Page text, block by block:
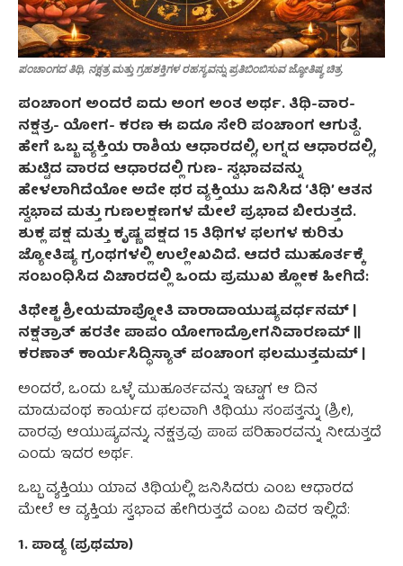
ಪಂಚಾಂಗದ ತಿಥಿ, ನಕ್ಷತ್ರ ಮತ್ತು ಗ್ರಹಶಕ್ತಿಗಳ ರಹಸ್ಯವನ್ನು ಪ್ರತಿಬಿಂಬಿಸುವ ಜ್ಯೋತಿಷ್ಯ ಚಿತ್ರ.
ಪಂಚಾಂಗ ಅಂದರೆ ಐದು ಅಂಗ ಅಂತ ಅರ್ಥ. ತಿಥಿ-ವಾರ-
ನಕ್ಷತ್ರ- ಯೋಗ- ಕರಣ ಈ ಐದೂ ಸೇರಿ ಪಂಚಾಂಗ ಆಗುತ್ದೆ.
ಹೇಗೆ ಒಬ್ಬ ವ್ಯಕ್ತಿಯ ರಾಶಿಯ ಆಧಾರದಲ್ಲಿ, ಲಗ್ನದ ಆಧಾರದಲ್ಲಿ,
ಹುಟ್ಟಿದ ವಾರದ ಆಧಾರದಲ್ಲಿ ಗುಣ- ಸ್ವಭಾವವನ್ನು
ಹೇಳಲಾಗಿದೆಯೋ ಅದೇ ಥರ ವ್ಯಕ್ತಿಯು ಜನಿಸಿದ ‘ತಿಥಿ’ ಆತನ
ಸ್ವಭಾವ ಮತ್ತು ಗುಣಲಕ್ಷಣಗಳ ಮೇಲೆ ಪ್ರಭಾವ ಬೀರುತ್ತದೆ.
ಶುಕ್ಲ ಪಕ್ಷ ಮತ್ತು ಕೃಷ್ಣ ಪಕ್ಷದ 15 ತಿಥಿಗಳ ಫಲಗಳ ಕುರಿತು
ಜ್ಯೋತಿಷ್ಯ ಗ್ರಂಥಗಳಲ್ಲಿ ಉಲ್ಲೇಖವಿದೆ. ಆದರೆ ಮುಹೂರ್ತಕ್ಕೆ
ಸಂಬಂಧಿಸಿದ ವಿಚಾರದಲ್ಲಿ ಒಂದು ಪ್ರಮುಖ ಶ್ಲೋಕ ಹೀಗಿದೆ:
ತಿಥೇಶ್ಚ ಶ್ರೀಯಮಾಪ್ನೋತಿ ವಾರಾದಾಯುಷ್ಯವರ್ಧನಮ್ |
ನಕ್ಷತ್ರಾತ್ ಹರತೇ ಪಾಪಂ ಯೋಗಾದ್ರೋಗನಿವಾರಣಮ್ ||
ಕರಣಾತ್ ಕಾರ್ಯಸಿದ್ಧಿಸ್ಯಾತ್ ಪಂಚಾಂಗ ಫಲಮುತ್ತಮಮ್ |
ಅಂದರೆ, ಒಂದು ಒಳ್ಳೆ ಮುಹೂರ್ತವನ್ನು ಇಟ್ಟಾಗ ಆ ದಿನ
ಮಾಡುವಂಥ ಕಾರ್ಯದ ಫಲವಾಗಿ ತಿಥಿಯು ಸಂಪತ್ತನ್ನು (ಶ್ರೀ),
ವಾರವು ಆಯುಷ್ಯವನ್ನು, ನಕ್ಷತ್ರವು ಪಾಪ ಪರಿಹಾರವನ್ನು ನೀಡುತ್ತದೆ
ಎಂದು ಇದರ ಅರ್ಥ.
ಒಬ್ಬ ವ್ಯಕ್ತಿಯು ಯಾವ ತಿಥಿಯಲ್ಲಿ ಜನಿಸಿದರು ಎಂಬ ಆಧಾರದ
ಮೇಲೆ ಆ ವ್ಯಕ್ತಿಯ ಸ್ವಭಾವ ಹೇಗಿರುತ್ತದೆ ಎಂಬ ವಿವರ ಇಲ್ಲಿದೆ:
1. ಪಾಡ್ಯ (ಪ್ರಥಮಾ)